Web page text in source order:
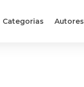
Categorias Autores